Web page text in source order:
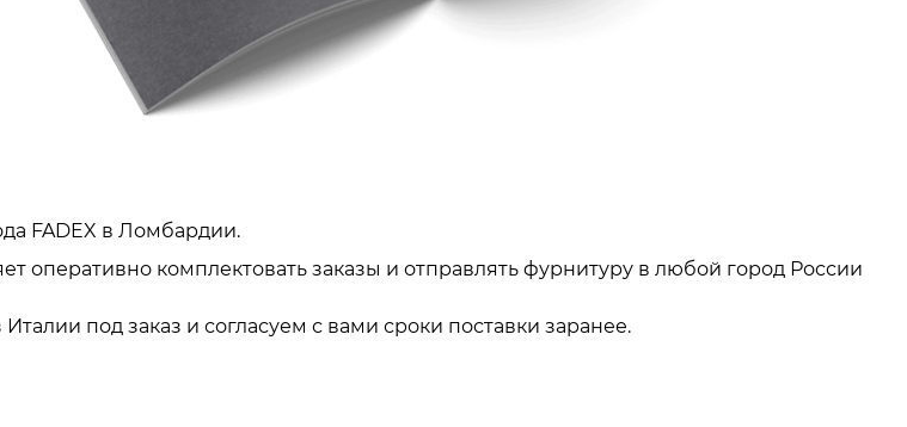
FADEX в Ломбардии.
оперативно комплектовать заказы и отправлять фурнитуру в любой город России
под заказ и согласуем с вами сроки поставки заранее.